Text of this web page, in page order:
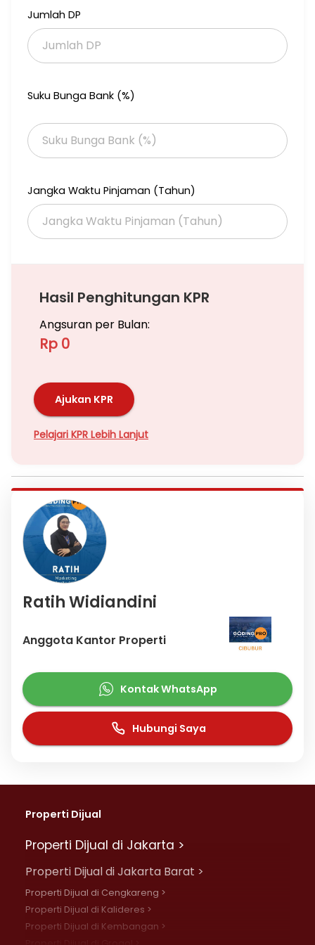
Jumlah DP
Suku Bunga Bank (%)
Jangka Waktu Pinjaman (Tahun)
Hasil Penghitungan KPR
Angsuran per Bulan:
Rp 0
Ajukan KPR
Pelajari KPR Lebih Lanjut
Ratih Widiandini
Anggota Kantor Properti
Kontak WhatsApp
Hubungi Saya
Properti Dijual
Properti Dijual di Jakarta >
Properti Dijual di Jakarta Barat >
Properti Dijual di Cengkareng >
Properti Dijual di Kalideres >
Properti Dijual di Kembangan >